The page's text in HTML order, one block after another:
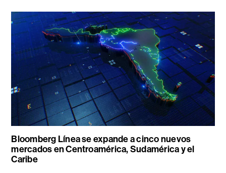
Bloomberg Línea se expande a cinco nuevos
mercados en Centroamérica, Sudamérica y el
Caribe